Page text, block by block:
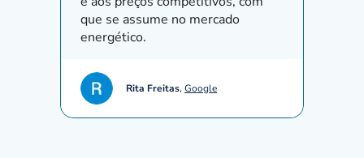
que se assume no mercado
energético.
Rita Freitas, Google